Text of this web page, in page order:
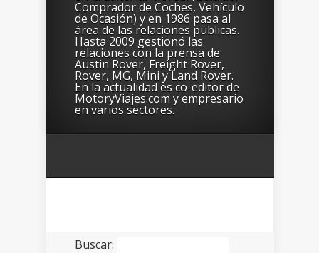
Comprador de Coches, Vehículo
de Ocasión) y en 1986 pasa al
área de las relaciones públicas.
Hasta 2009 gestionó las
relaciones con la prensa de
Austin Rover, Freight Rover,
Rover, MG, Mini y Land Rover.
En la actualidad es co-editor de
MotoryViajes.com y empresario
en varios sectores.
Buscar: